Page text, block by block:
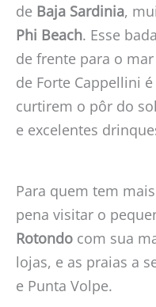
de Baja Sardinia,
Phi Beach. Esse
de frente para o
de Forte Cappellini
curtirem o pôr do
e excelentes
Para quem tem
pena visitar o
Rotondo com sua
lojas, e as praias a
e Punta Volpe.